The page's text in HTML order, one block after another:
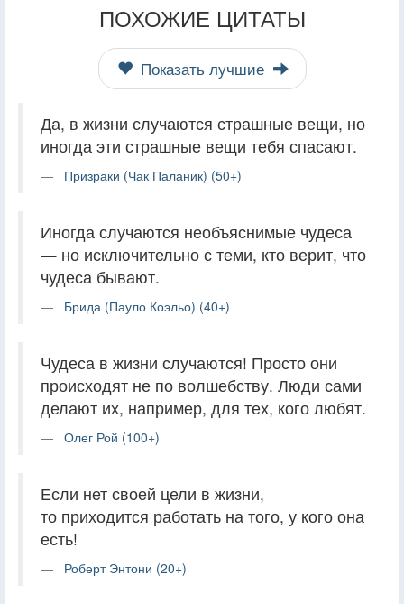
ПОХОЖИЕ ЦИТАТЫ
Показать лучшие
Да, в жизни случаются страшные вещи, но
иногда эти страшные вещи тебя спасают.
Призраки (Чак Паланик) (50+)
Иногда случаются необъяснимые чудеса
— но исключительно с теми, кто верит, что
чудеса бывают.
Брида (Пауло Коэльо) (40+)
Чудеса в жизни случаются! Просто они
происходят не по волшебству. Люди сами
делают их, например, для тех, кого любят.
Олег Рой (100+)
Если нет своей цели в жизни,
то приходится работать на того, у кого она
есть!
Роберт Энтони (20+)